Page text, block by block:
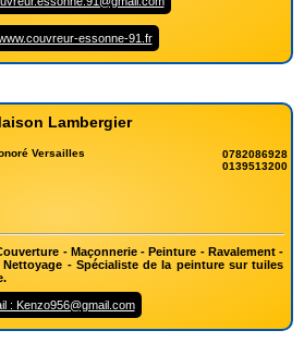
essonne-91.fr
Lambergier
Versailles
0782086928
0139513200
- Maçonnerie - Peinture - Ravalement -
- Spécialiste de la peinture sur tuiles
: Kenzo956@gmail.com